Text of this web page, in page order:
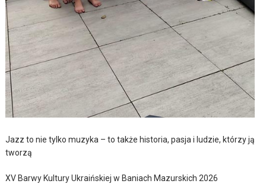
Jazz to nie tylko muzyka – to także historia, pasja i ludzie, którzy ją
tworzą
XV Barwy Kultury Ukraińskiej w Baniach Mazurskich 2026